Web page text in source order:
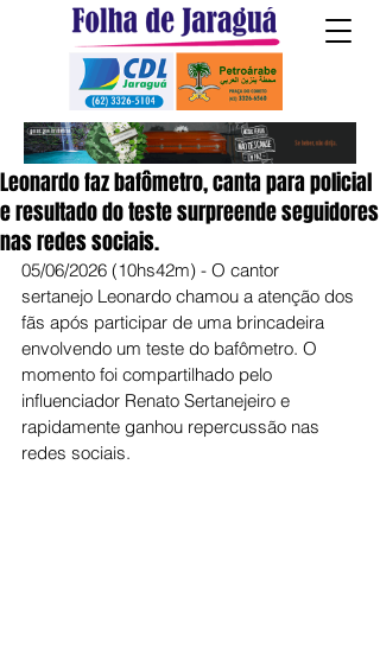
Leonardo faz bafômetro, canta para policial
e resultado do teste surpreende seguidores
nas redes sociais.
05/06/2026 (10hs42m) - O cantor
sertanejo Leonardo chamou a atenção dos
fãs após participar de uma brincadeira
envolvendo um teste do bafômetro. O
momento foi compartilhado pelo
influenciador Renato Sertanejeiro e
rapidamente ganhou repercussão nas
redes sociais.